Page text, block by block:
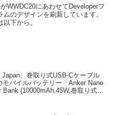
能を採用。
WWDC20にあわせてDeveloperフ
ムのデザインを刷新しています。
以下から。
Japan、巻取り式USB-Cケーブル
モバイルバッテリー「Anker Nano
Bank (10000mAh,45W,巻取り式